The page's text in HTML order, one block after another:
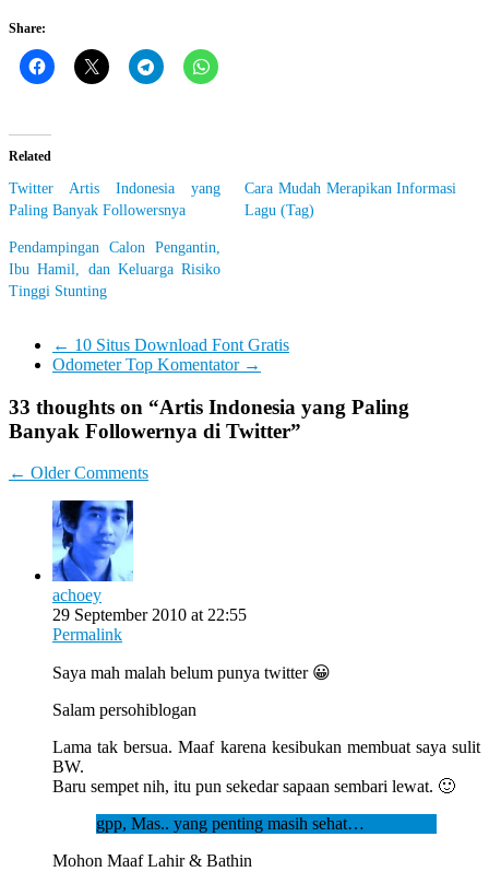
Share:
Related
Twitter Artis Indonesia yang
Paling Banyak Followersnya
Cara Mudah Merapikan Informasi
Lagu (Tag)
Pendampingan Calon Pengantin,
Ibu Hamil, dan Keluarga Risiko
Tinggi Stunting
← 10 Situs Download Font Gratis
Odometer Top Komentator →
33 thoughts on “Artis Indonesia yang Paling
Banyak Followernya di Twitter”
Comment
← Older Comments
achoey
29 September 2010 at 22:55
Permalink
Saya mah malah belum punya twitter 😀
Salam persohiblogan
Lama tak bersua. Maaf karena kesibukan membuat saya sulit
BW.
Baru sempet nih, itu pun sekedar sapaan sembari lewat. 🙂
gpp, Mas.. yang penting masih sehat…
Mohon Maaf Lahir & Bathin